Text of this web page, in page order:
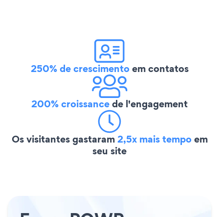
250% de crescimentoem contatos
200% croissancede l'engagement
Os visitantes gastaram2,5x mais tempoem
seu site